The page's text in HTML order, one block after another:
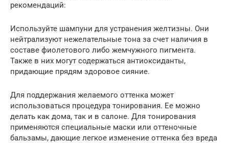
рекомендаций:
Используйте шампуни для устранения желтизны. Они
нейтрализуют нежелательные тона за счет наличия в
составе фиолетового либо жемчужного пигмента.
Также в них могут содержаться антиоксиданты,
придающие прядям здоровое сияние.
Для поддержания желаемого оттенка может
использоваться процедура тонирования. Ее можно
делать как дома, так и в салоне. Для тонирования
применяются специальные маски или оттеночные
бальзамы, дающие легкое изменение оттенка без вреда